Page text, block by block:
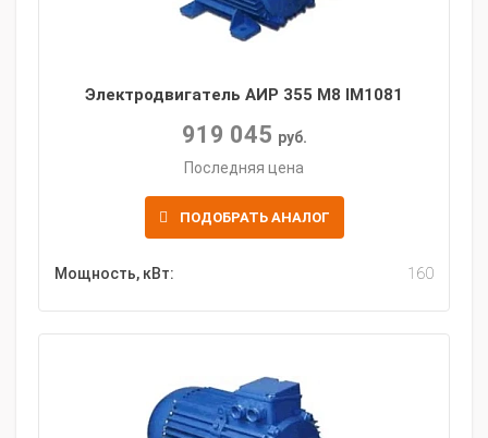
Электродвигатель АИР 355 M8 IM1081
919 045 руб.
Последняя цена
ПОДОБРАТЬ АНАЛОГ
Мощность, кВт: 160